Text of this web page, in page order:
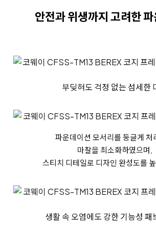
안전과 위생까지 고려한
부딪혀도 걱정 없는 섬세한
파운데이션 모서리를 둥글게 처
마찰을 최소화하였으며,
스티치 디테일로 디자인 완성도를
생활 속 오염에도 강한 기능성 패